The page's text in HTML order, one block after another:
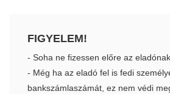
FIGYELEM!
- Soha ne fizessen előre az
- Még ha az eladó fel is fedi
bankszámlaszámát, ez nem védi